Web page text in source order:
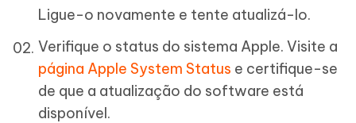
Ligue-o novamente e tente atualizá-lo.
Verifique o status do sistema Apple. Visite a
página Apple System Status e certifique-se
de que a atualização do software está
disponível.